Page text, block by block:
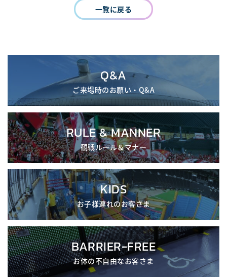
一覧に戻る
Q&A
ご来場時のお願い・Q&A
RULE & MANNER
観戦ルール＆マナー
KIDS
お子様連れのお客さま
BARRIER-FREE
お体の不自由なお客さま